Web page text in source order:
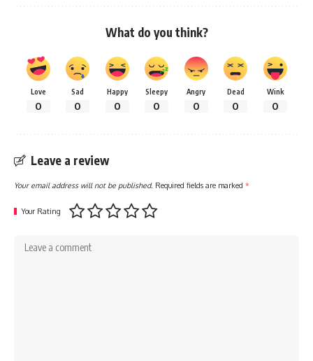
What do you think?
Love
0
Sad
0
Happy
0
Sleepy
0
Angry
0
Dead
0
Wink
0
Leave a review
Your email address will not be published. Required fields are marked *
Your Rating